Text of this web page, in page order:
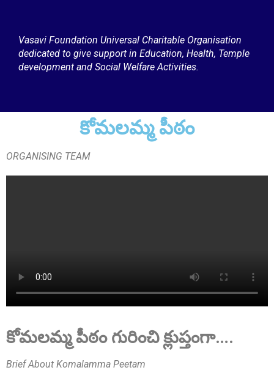
Smt. Grandhi Sailaja
Founder Donor, USA
Vasavi Foundation Universal Charitable Organisation
dedicated to give support in Education, Health, Temple
development and Social Welfare Activities.
కోమలమ్మ పీఠం
ORGANISING TEAM
కోమలమ్మ పీఠం గురించి క్లుప్తంగా….
Brief About Komalamma Peetam